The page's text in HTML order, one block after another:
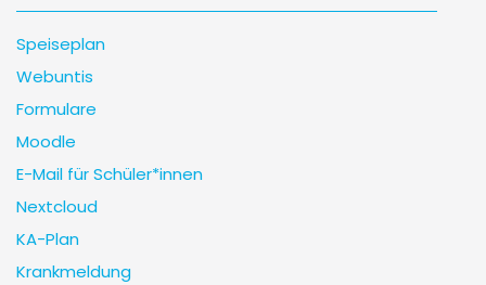
Speiseplan
Webuntis
Formulare
Moodle
E-Mail für Schüler*innen
Nextcloud
KA-Plan
Krankmeldung